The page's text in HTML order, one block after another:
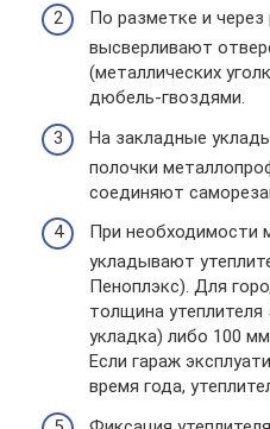
По разметке и
высверливают
(металлических
дюбель-гвоздями.
На закладные
полочки
соединяют
При необходимости
укладывают
Пеноплэкс). Для
толщина утеплителя
укладка) либо 100
Если гараж
время года,